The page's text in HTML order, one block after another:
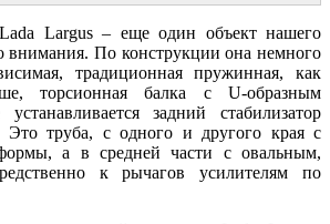
Largus – еще один объект нашего
внимания. По конструкции она немного
традиционная пружинная, как
торсионная балка с U-образным
задний стабилизатор
Это труба, с одного и другого края с
а в средней части с овальным,
к рычагов усилителям по